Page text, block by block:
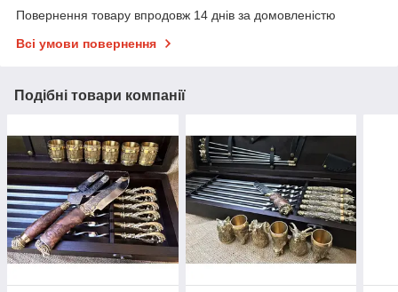
Повернення товару впродовж 14 днів за домовленістю
Всі умови повернення
Подібні товари компанії